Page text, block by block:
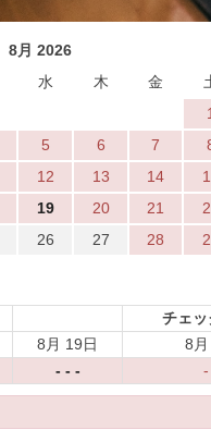
8月 2026
水 木 金
5 6 7
12 13 14
19 20 21
26 27 28
チェ
8月 19日
8
- - -